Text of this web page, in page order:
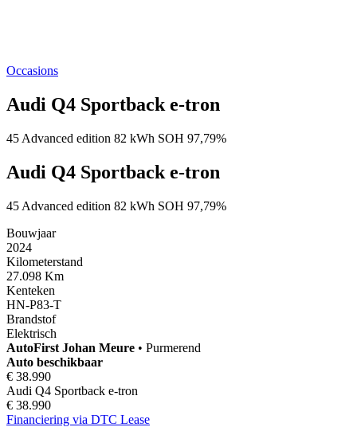
Occasions
Audi Q4 Sportback e-tron
45 Advanced edition 82 kWh SOH 97,79%
Audi Q4 Sportback e-tron
45 Advanced edition 82 kWh SOH 97,79%
Bouwjaar
2024
Kilometerstand
27.098 Km
Kenteken
HN-P83-T
Brandstof
Elektrisch
AutoFirst Johan Meure • Purmerend
Auto beschikbaar
€ 38.990
Audi Q4 Sportback e-tron
€ 38.990
Financiering via DTC Lease